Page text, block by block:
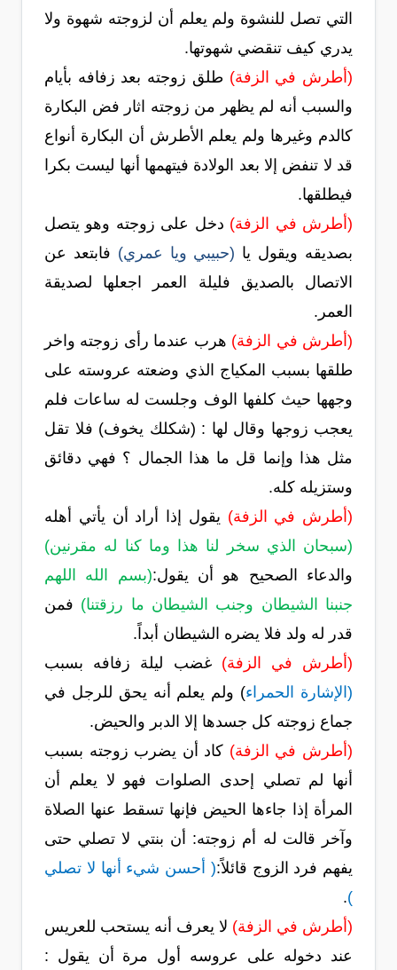
التي تصل للنشوة ولم يعلم أن لزوجته شهوة ولا
يدري كيف تنقضي شهوتها.
(أطرش في الزفة) طلق زوجته بعد زفافه بأيام
والسبب أنه لم يظهر من زوجته اثار فض البكارة
كالدم وغيرها ولم يعلم الأطرش أن البكارة أنواع
قد لا تنفض إلا بعد الولادة فيتهمها أنها ليست بكرا
فيطلقها.
(أطرش في الزفة) دخل على زوجته وهو يتصل
بصديقه ويقول يا (حبيبي ويا عمري) فابتعد عن
الاتصال بالصديق فليلة العمر اجعلها لصديقة
العمر.
(أطرش في الزفة) هرب عندما رأى زوجته واخر
طلقها بسبب المكياج الذي وضعته عروسته على
وجهها حيث كلفها الوف وجلست له ساعات فلم
يعجب زوجها وقال لها : (شكلك يخوف) فلا تقل
مثل هذا وإنما قل ما هذا الجمال ؟ فهي دقائق
وستزيله كله.
(أطرش في الزفة) يقول إذا أراد أن يأتي أهله
(سبحان الذي سخر لنا هذا وما كنا له مقرنين)
والدعاء الصحيح هو أن يقول:(بسم الله اللهم
جنبنا الشيطان وجنب الشيطان ما رزقتنا) فمن
قدر له ولد فلا يضره الشيطان أبداً.
(أطرش في الزفة) غضب ليلة زفافه بسبب
(الإشارة الحمراء) ولم يعلم أنه يحق للرجل في
جماع زوجته كل جسدها إلا الدبر والحيض.
(أطرش في الزفة) كاد أن يضرب زوجته بسبب
أنها لم تصلي إحدى الصلوات فهو لا يعلم أن
المرأة إذا جاءها الحيض فإنها تسقط عنها الصلاة
وآخر قالت له أم زوجته: أن بنتي لا تصلي حتى
يفهم فرد الزوج قائلاً:( أحسن شيء أنها لا تصلي
)
.
(أطرش في الزفة) لا يعرف أنه يستحب للعريس
عند دخوله على عروسه أول مرة أن يقول :